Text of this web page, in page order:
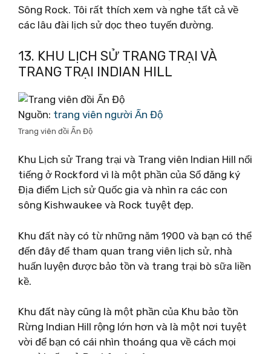
Sông Rock. Tôi rất thích xem và nghe tất cả về
các lâu đài lịch sử dọc theo tuyến đường.
13. KHU LỊCH SỬ TRANG TRẠI VÀ
TRANG TRẠI INDIAN HILL
Nguồn: trang viên người Ấn Độ
Trang viên đồi Ấn Độ
Khu Lịch sử Trang trại và Trang viên Indian Hill nổi
tiếng ở Rockford vì là một phần của Sổ đăng ký
Địa điểm Lịch sử Quốc gia và nhìn ra các con
sông Kishwaukee và Rock tuyệt đẹp.
Khu đất này có từ những năm 1900 và bạn có thể
đến đây để tham quan trang viên lịch sử, nhà
huấn luyện được bảo tồn và trang trại bò sữa liền
kề.
Khu đất này cũng là một phần của Khu bảo tồn
Rừng Indian Hill rộng lớn hơn và là một nơi tuyệt
vời để bạn có cái nhìn thoáng qua về cách mọi